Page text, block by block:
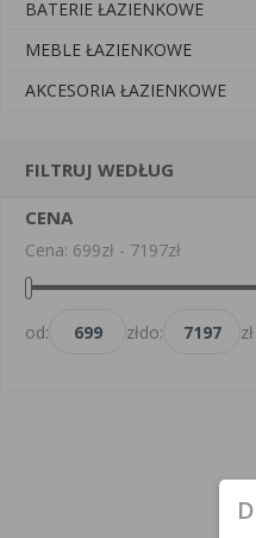
BATERIE ŁAZIENKOWE
MEBLE ŁAZIENKOWE
AKCESORIA ŁAZIENKOWE
FILTRUJ WEDŁUG
CENA
Cena: 699zł - 7197zł
od: złdo: zł